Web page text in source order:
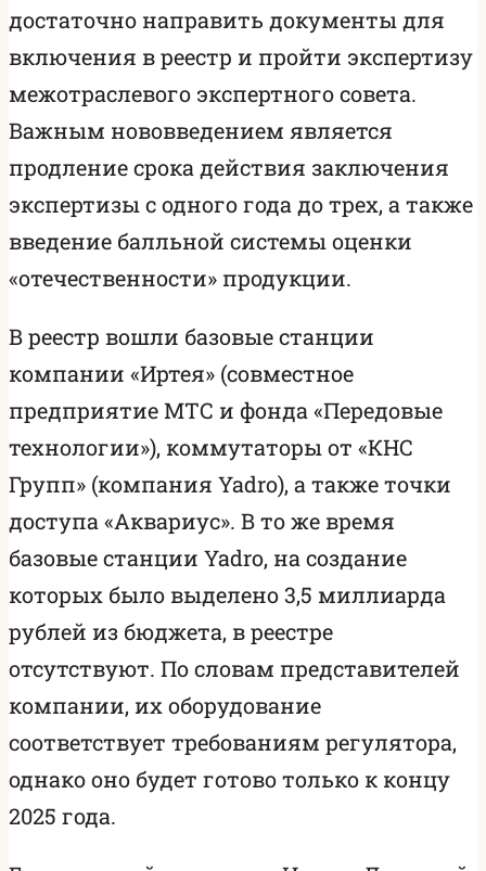
достаточно направить документы для
включения в реестр и пройти экспертизу
межотраслевого экспертного совета.
Важным нововведением является
продление срока действия заключения
экспертизы с одного года до трех, а также
введение балльной системы оценки
«отечественности» продукции.
В реестр вошли базовые станции
компании «Иртея» (совместное
предприятие МТС и фонда «Передовые
технологии»), коммутаторы от «КНС
Групп» (компания Yadro), а также точки
доступа «Аквариус». В то же время
базовые станции Yadro, на создание
которых было выделено 3,5 миллиарда
рублей из бюджета, в реестре
отсутствуют. По словам представителей
компании, их оборудование
соответствует требованиям регулятора,
однако оно будет готово только к концу
2025 года.